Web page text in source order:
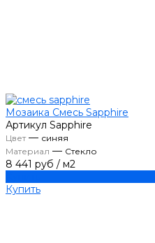
Мозаика Смесь Sapphire
Артикул Sapphire
Цвет— синяя
Материал — Стекло
8 441 руб / м2
Купить